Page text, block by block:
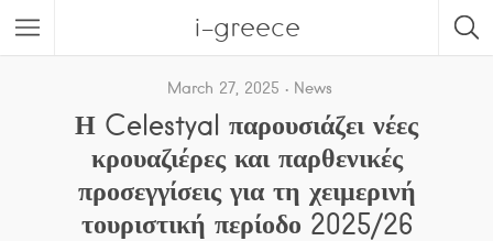
i-greece
March 27, 2025 News
Η Celestyal παρουσιάζει νέες
κρουαζιέρες και παρθενικές
προσεγγίσεις για τη χειμερινή
τουριστική περίοδο 2025/26